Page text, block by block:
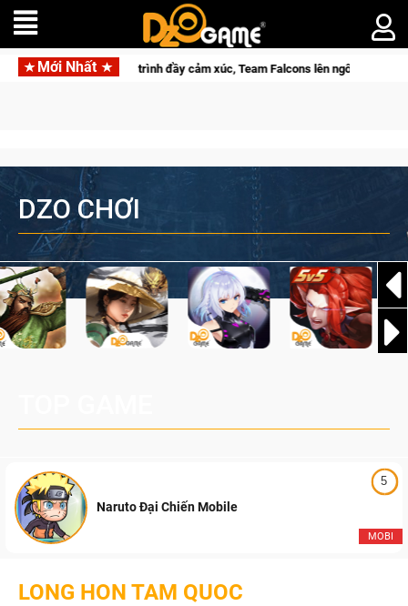
Mới Nhất
hành trình đầy cảm xúc, Team Falcons lên ngôi vô địch
DZO CHƠI
5
MOBI
Naruto Đại Chiến Mobile
LONG HON TAM QUOC